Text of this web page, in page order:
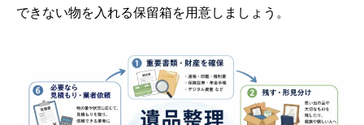
できない物を入れる保留箱を用意しましょう。